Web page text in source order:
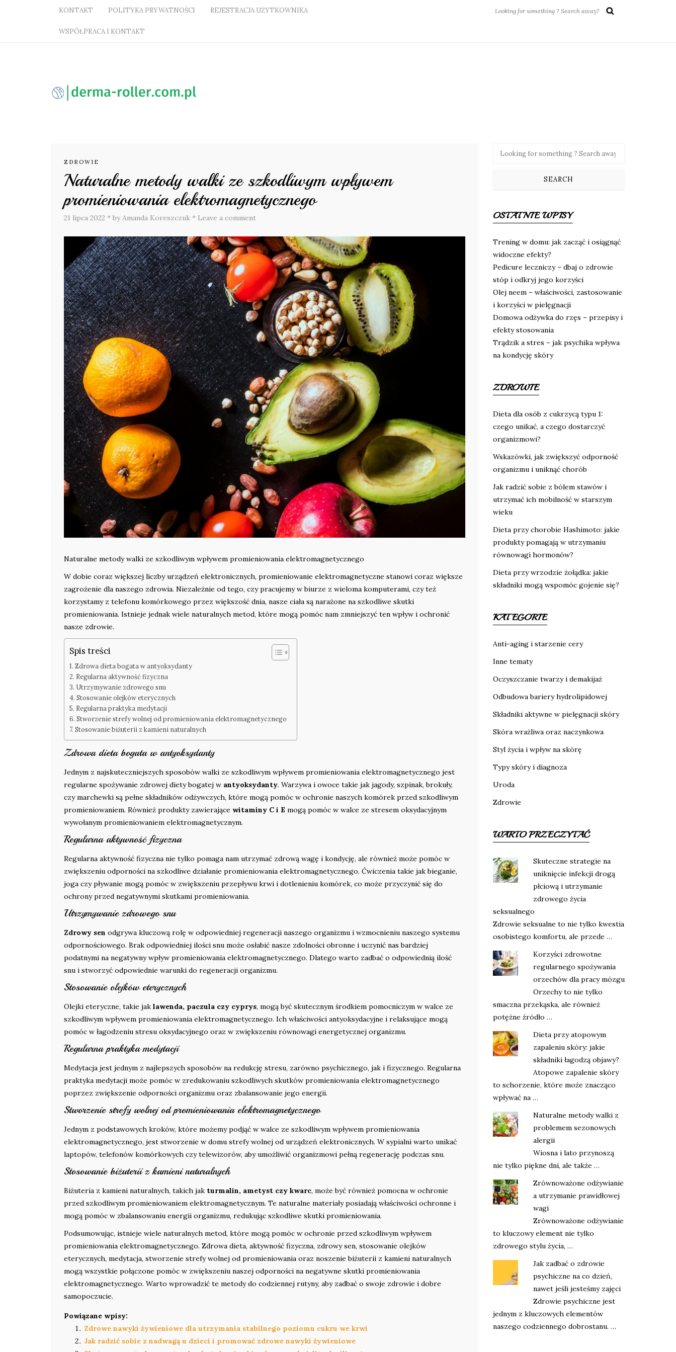
KONTAKT POLITYKA PRYWATNOŚCI REJESTRACJA UŻYTKOWNIKA
WSPÓŁPRACA I KONTAKT
ZDROWIE
Naturalne metody walki ze szkodliwym wpływem
promieniowania elektromagnetycznego
21 lipca 2022 * by Amanda Koreszczuk * Leave a comment
Naturalne metody walki ze szkodliwym wpływem promieniowania elektromagnetycznego
W dobie coraz większej liczby urządzeń elektronicznych, promieniowanie elektromagnetyczne stanowi coraz większe
zagrożenie dla naszego zdrowia. Niezależnie od tego, czy pracujemy w biurze z wieloma komputerami, czy też
korzystamy z telefonu komórkowego przez większość dnia, nasze ciała są narażone na szkodliwe skutki
promieniowania. Istnieje jednak wiele naturalnych metod, które mogą pomóc nam zmniejszyć ten wpływ i ochronić
nasze zdrowie.
Spis treści
Zdrowa dieta bogata w antyoksydanty
Regularna aktywność fizyczna
Utrzymywanie zdrowego snu
Stosowanie olejków eterycznych
Regularna praktyka medytacji
Stworzenie strefy wolnej od promieniowania elektromagnetycznego
Stosowanie biżuterii z kamieni naturalnych
Zdrowa dieta bogata w antyoksydanty
Jednym z najskuteczniejszych sposobów walki ze szkodliwym wpływem promieniowania elektromagnetycznego jest
regularne spożywanie zdrowej diety bogatej w antyoksydanty. Warzywa i owoce takie jak jagody, szpinak, brokuły,
czy marchewki są pełne składników odżywczych, które mogą pomóc w ochronie naszych komórek przed szkodliwym
promieniowaniem. Również produkty zawierające witaminy C i E mogą pomóc w walce ze stresem oksydacyjnym
wywołanym promieniowaniem elektromagnetycznym.
Regularna aktywność fizyczna
Regularna aktywność fizyczna nie tylko pomaga nam utrzymać zdrową wagę i kondycję, ale również może pomóc w
zwiększeniu odporności na szkodliwe działanie promieniowania elektromagnetycznego. Ćwiczenia takie jak bieganie,
joga czy pływanie mogą pomóc w zwiększeniu przepływu krwi i dotlenieniu komórek, co może przyczynić się do
ochrony przed negatywnymi skutkami promieniowania.
Utrzymywanie zdrowego snu
Zdrowy sen odgrywa kluczową rolę w odpowiedniej regeneracji naszego organizmu i wzmocnieniu naszego systemu
odpornościowego. Brak odpowiedniej ilości snu może osłabić nasze zdolności obronne i uczynić nas bardziej
podatnymi na negatywny wpływ promieniowania elektromagnetycznego. Dlatego warto zadbać o odpowiednią ilość
snu i stworzyć odpowiednie warunki do regeneracji organizmu.
Stosowanie olejków eterycznych
Olejki eteryczne, takie jak lawenda, paczula czy cyprys, mogą być skutecznym środkiem pomocniczym w walce ze
szkodliwym wpływem promieniowania elektromagnetycznego. Ich właściwości antyoksydacyjne i relaksujące mogą
pomóc w łagodzeniu stresu oksydacyjnego oraz w zwiększeniu równowagi energetycznej organizmu.
Regularna praktyka medytacji
Medytacja jest jednym z najlepszych sposobów na redukcję stresu, zarówno psychicznego, jak i fizycznego. Regularna
praktyka medytacji może pomóc w zredukowaniu szkodliwych skutków promieniowania elektromagnetycznego
poprzez zwiększenie odporności organizmu oraz zbalansowanie jego energii.
Stworzenie strefy wolnej od promieniowania elektromagnetycznego
Jednym z podstawowych kroków, które możemy podjąć w walce ze szkodliwym wpływem promieniowania
elektromagnetycznego, jest stworzenie w domu strefy wolnej od urządzeń elektronicznych. W sypialni warto unikać
laptopów, telefonów komórkowych czy telewizorów, aby umożliwić organizmowi pełną regenerację podczas snu.
Stosowanie biżuterii z kamieni naturalnych
Biżuteria z kamieni naturalnych, takich jak turmalin, ametyst czy kwarc, może być również pomocna w ochronie
przed szkodliwym promieniowaniem elektromagnetycznym. Te naturalne materiały posiadają właściwości ochronne i
mogą pomóc w zbalansowaniu energii organizmu, redukując szkodliwe skutki promieniowania.
Podsumowując, istnieje wiele naturalnych metod, które mogą pomóc w ochronie przed szkodliwym wpływem
promieniowania elektromagnetycznego. Zdrowa dieta, aktywność fizyczna, zdrowy sen, stosowanie olejków
eterycznych, medytacja, stworzenie strefy wolnej od promieniowania oraz noszenie biżuterii z kamieni naturalnych
mogą wszystkie połączone pomóc w zwiększeniu naszej odporności na negatywne skutki promieniowania
elektromagnetycznego. Warto wprowadzić te metody do codziennej rutyny, aby zadbać o swoje zdrowie i dobre
samopoczucie.
Powiązane wpisy:
Zdrowe nawyki żywieniowe dla utrzymania stabilnego poziomu cukru we krwi
Jak radzić sobie z nadwagą u dzieci i promować zdrowe nawyki żywieniowe
OSTATNIE WPISY
Trening w domu: jak zacząć i osiągnąć
widoczne efekty?
Pedicure leczniczy – dbaj o zdrowie
stóp i odkryj jego korzyści
Olej neem – właściwości, zastosowanie
i korzyści w pielęgnacji
Domowa odżywka do rzęs – przepisy i
efekty stosowania
Trądzik a stres – jak psychika wpływa
na kondycję skóry
ZDROWIE
Dieta dla osób z cukrzycą typu 1:
czego unikać, a czego dostarczyć
organizmowi?
Wskazówki, jak zwiększyć odporność
organizmu i uniknąć chorób
Jak radzić sobie z bólem stawów i
utrzymać ich mobilność w starszym
wieku
Dieta przy chorobie Hashimoto: jakie
produkty pomagają w utrzymaniu
równowagi hormonów?
Dieta przy wrzodzie żołądka: jakie
składniki mogą wspomóc gojenie się?
KATEGORIE
Anti-aging i starzenie cery
Inne tematy
Oczyszczanie twarzy i demakijaż
Odbudowa bariery hydrolipidowej
Składniki aktywne w pielęgnacji skóry
Skóra wrażliwa oraz naczynkowa
Styl życia i wpływ na skórę
Typy skóry i diagnoza
Uroda
Zdrowie
WARTO PRZECZYTAĆ
Skuteczne strategie na
uniknięcie infekcji drogą
płciową i utrzymanie
zdrowego życia
seksualnego
Zdrowie seksualne to nie tylko kwestia
osobistego komfortu, ale przede …
Korzyści zdrowotne
regularnego spożywania
orzechów dla pracy mózgu
Orzechy to nie tylko
smaczna przekąska, ale również
potężne źródło …
Dieta przy atopowym
zapaleniu skóry: jakie
składniki łagodzą objawy?
Atopowe zapalenie skóry
to schorzenie, które może znacząco
wpływać na …
Naturalne metody walki z
problemem sezonowych
alergii
Wiosna i lato przynoszą
nie tylko piękne dni, ale także …
Zrównoważone odżywianie
a utrzymanie prawidłowej
wagi
Zrównoważone odżywianie
to kluczowy element nie tylko
zdrowego stylu życia, …
Jak zadbać o zdrowie
psychiczne na co dzień,
nawet jeśli jesteśmy zajęci
Zdrowie psychiczne jest
jednym z kluczowych elementów
naszego codziennego dobrostanu. …